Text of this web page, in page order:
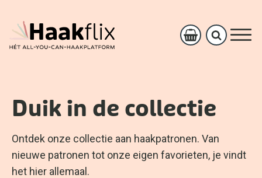
Duik in de collectie
Ontdek onze collectie aan haakpatronen. Van
nieuwe patronen tot onze eigen favorieten, je vindt
het hier allemaal.